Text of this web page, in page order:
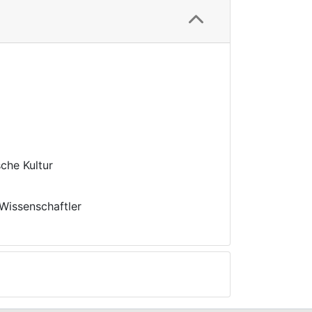
Actors in the Holy Roman